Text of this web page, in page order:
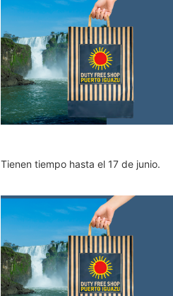
Tienen tiempo hasta el 17 de junio.